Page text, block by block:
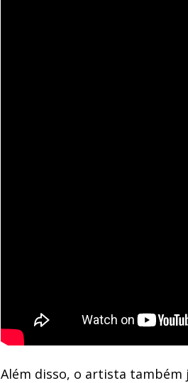
Além disso, o artista